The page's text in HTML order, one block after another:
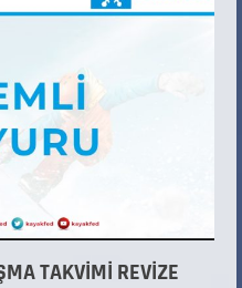
TAKVİMİ REVİZE